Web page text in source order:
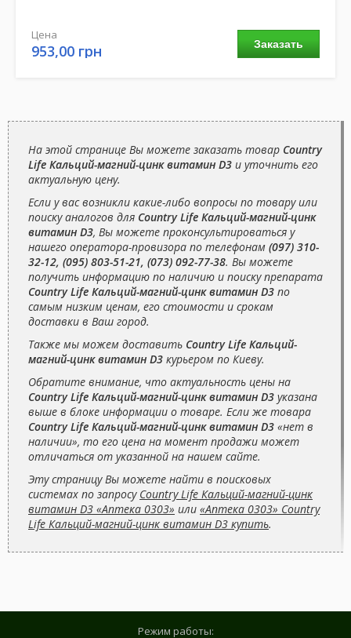
Заказать
Цена
953,00 грн
На этой странице Вы можете заказать товар Country
Life Кальций-магний-цинк витамин D3 и уточнить его
актуальную цену.
Если у вас возникли какие-либо вопросы по товару или
поиску аналогов для Country Life Кальций-магний-цинк
витамин D3, Вы можете проконсультироваться у
нашего оператора-провизора по телефонам (097) 310-
32-12, (095) 803-51-21, (073) 092-77-38. Вы можете
получить информацию по наличию и поиску препарата
Country Life Кальций-магний-цинк витамин D3 по
самым низким ценам, его стоимости и срокам
доставки в Ваш город.
Также мы можем доставить Country Life Кальций-
магний-цинк витамин D3 курьером по Киеву.
Обратите внимание, что актуальность цены на
Country Life Кальций-магний-цинк витамин D3 указана
выше в блоке информации о товаре. Если же товара
Country Life Кальций-магний-цинк витамин D3 «нет в
наличии», то его цена на момент продажи может
отличаться от указанной на нашем сайте.
Эту страницу Вы можете найти в поисковых
системах по запросу Country Life Кальций-магний-цинк
витамин D3 «Аптека 0303» или «Аптека 0303» Country
Life Кальций-магний-цинк витамин D3 купить.
Режим работы: